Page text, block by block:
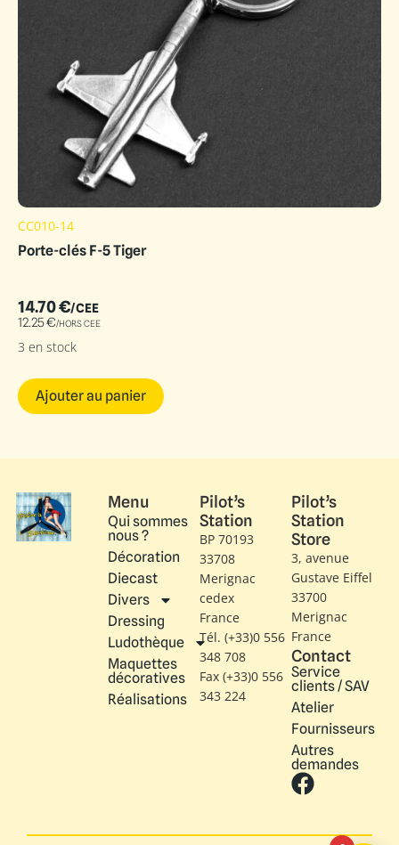
CC010-14
Porte-clés F-5 Tiger
14.70€/CEE
12.25€/HORS CEE
3 en stock
Ajouter au panier
Menu
Qui sommes
nous ?
Décoration
Diecast
Divers
Dressing
Ludothèque
Maquettes
décoratives
Réalisations
Pilot’s
Station
BP 70193
33708
Merignac
cedex
France
Tél. (+33)0 556
348 708
Fax (+33)0 556
343 224
Pilot’s
Station
Store
3, avenue
Gustave Eiffel​
33700
Merignac
France
Contact
Service
clients / SAV
Atelier
Fournisseurs
Autres
demandes